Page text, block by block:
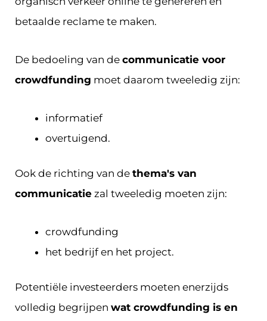
betaalde reclame te maken.
De bedoeling van de communicatie voor
crowdfunding moet daarom tweeledig zijn:
informatief
overtuigend.
Ook de richting van de thema's van
communicatie zal tweeledig moeten zijn:
crowdfunding
het bedrijf en het project.
Potentiële investeerders moeten enerzijds
volledig begrijpen wat crowdfunding is en